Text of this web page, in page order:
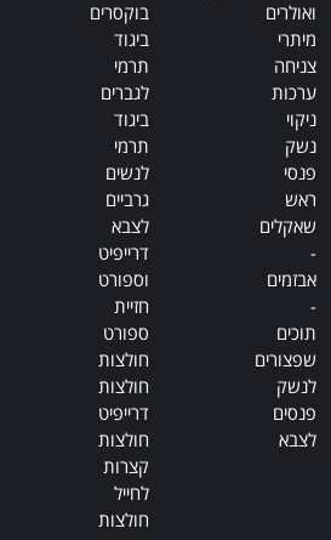
ואולרים
מיתרי
צניחה
ערכות
ניקוי
נשק
פנסי
ראש
שאקלים
-
אבזמים
-
תוכים
שפצורים
לנשק
פנסים
לצבא
בוקסרים
ביגוד
תרמי
לגברים
ביגוד
תרמי
לנשים
גרביים
לצבא
דרייפיט
וספורט
חזיית
ספורט
חולצות
חולצות
דרייפיט
חולצות
קצרות
לחייל
חולצות